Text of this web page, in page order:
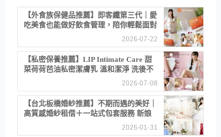
【外食族保健品推薦】即客纖第三代｜愛
吃美食也能做好飲食管理，陪你輕鬆面對
2026-07-22
【私密保養推薦】LIP Intimate Care 甜
菜荷荷芭油私密潔膚乳 溫和潔淨 洗後不
2026-07-08
【台北板橋婚紗推薦】不期而遇的美好｜
高質感婚紗租借＋一站式包套服務 新娘
2026-01-31